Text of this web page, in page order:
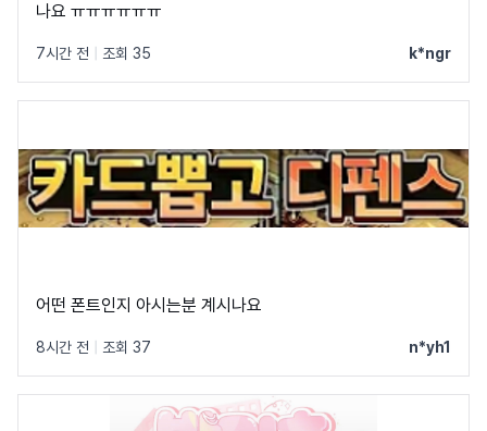
나요 ㅠㅠㅠㅠㅠㅠ
7시간 전 조회 35 k*ngr
어떤 폰트인지 아시는분 계시나요
8시간 전 조회 37 n*yh1